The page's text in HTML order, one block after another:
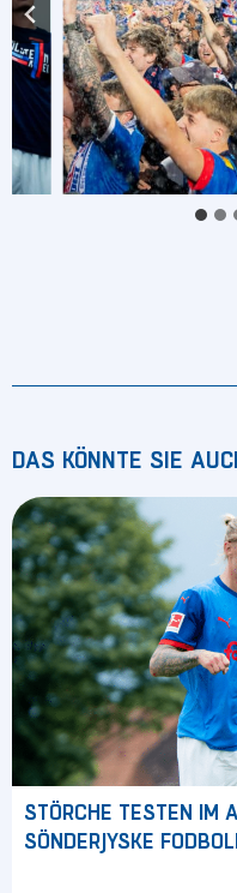
DAS KÖNNTE SIE
STÖRCHE TESTEN IM
SÖNDERJYSKE